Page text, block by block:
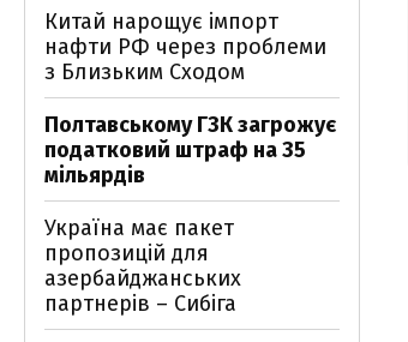
Китай нарощує імпорт
нафти РФ через проблеми
з Близьким Сходом
Полтавському ГЗК загрожує
податковий штраф на 35
мільярдів
Україна має пакет
пропозицій для
азербайджанських
партнерів – Сибіга